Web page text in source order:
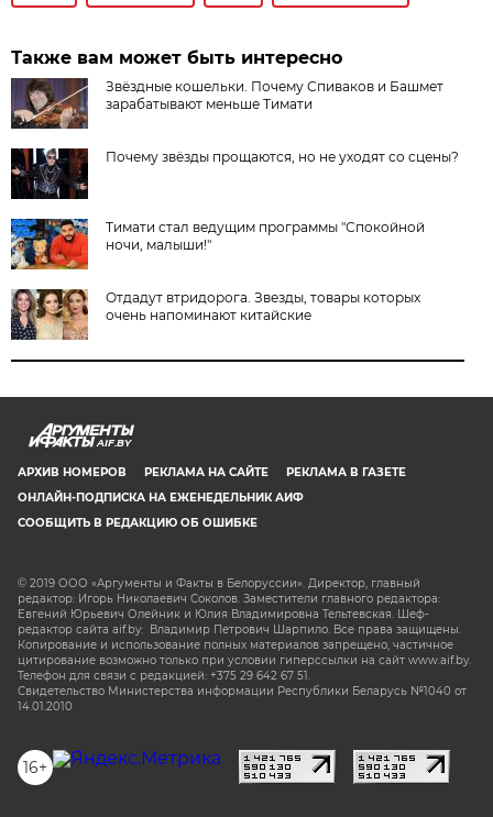
Также вам может быть интересно
Звёздные кошельки. Почему Спиваков и Башмет
зарабатывают меньше Тимати
Почему звёзды прощаются, но не уходят со сцены?
Тимати стал ведущим программы "Спокойной
ночи, малыши!"
Отдадут втридорога. Звезды, товары которых
очень напоминают китайские
AIF.BY
АРХИВ НОМЕРОВ РЕКЛАМА НА САЙТЕ
РЕКЛАМА В ГАЗЕТЕ
ОНЛАЙН-ПОДПИСКА НА ЕЖЕНЕДЕЛЬНИК АИФ
СООБЩИТЬ В РЕДАКЦИЮ ОБ ОШИБКЕ
© 2019 ООО «Аргументы и Факты в Белоруссии». Директор, главный
редактор: Игорь Николаевич Соколов. Заместители главного редактора:
Евгений Юрьевич Олейник и Юлия Владимировна Тельтевская. Шеф-
редактор сайта aif.by: Владимир Петрович Шарпило. Все права защищены.
Копирование и использование полных материалов запрещено, частичное
цитирование возможно только при условии гиперссылки на сайт www.aif.by.
Телефон для связи с редакцией: +375 29 642 67 51.
Свидетельство Министерства информации Республики Беларусь №1040 от
14.01.2010
16+